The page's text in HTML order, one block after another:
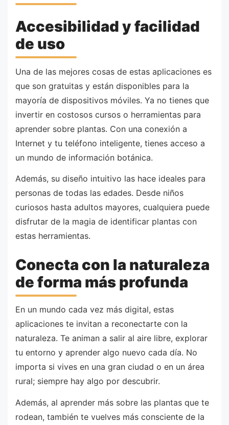
Accesibilidad y facilidad
de uso
Una de las mejores cosas de estas aplicaciones es
que son gratuitas y están disponibles para la
mayoría de dispositivos móviles. Ya no tienes que
invertir en costosos cursos o herramientas para
aprender sobre plantas. Con una conexión a
Internet y tu teléfono inteligente, tienes acceso a
un mundo de información botánica.
Además, su diseño intuitivo las hace ideales para
personas de todas las edades. Desde niños
curiosos hasta adultos mayores, cualquiera puede
disfrutar de la magia de identificar plantas con
estas herramientas.
Conecta con la naturaleza
de forma más profunda
En un mundo cada vez más digital, estas
aplicaciones te invitan a reconectarte con la
naturaleza. Te animan a salir al aire libre, explorar
tu entorno y aprender algo nuevo cada día. No
importa si vives en una gran ciudad o en un área
rural; siempre hay algo por descubrir.
Además, al aprender más sobre las plantas que te
rodean, también te vuelves más consciente de la